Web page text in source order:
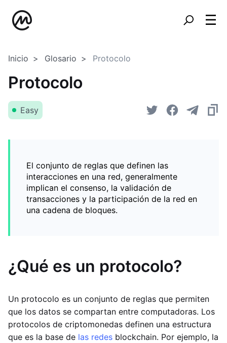
Inicio Glosario Protocolo
Protocolo
Easy
El conjunto de reglas que definen las
interacciones en una red, generalmente
implican el consenso, la validación de
transacciones y la participación de la red en
una cadena de bloques.
¿Qué es un protocolo?
Un protocolo es un conjunto de reglas que permiten
que los datos se compartan entre computadoras. Los
protocolos de criptomonedas definen una estructura
que es la base de las redes blockchain. Por ejemplo, la